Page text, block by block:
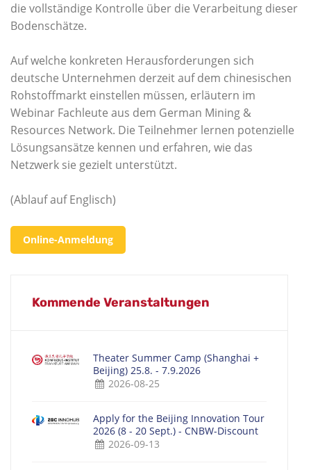
die vollständige Kontrolle über die Verarbeitung dieser
Bodenschätze.
Auf welche konkreten Herausforderungen sich
deutsche Unternehmen derzeit auf dem chinesischen
Rohstoffmarkt einstellen müssen, erläutern im
Webinar Fachleute aus dem German Mining &
Resources Network. Die Teilnehmer lernen potenzielle
Lösungsansätze kennen und erfahren, wie das
Netzwerk sie gezielt unterstützt.
(Ablauf auf Englisch)
Online-Anmeldung
Kommende Veranstaltungen
Theater Summer Camp (Shanghai +
Beijing) 25.8. - 7.9.2026
2026-08-25
Apply for the Beijing Innovation Tour
2026 (8 - 20 Sept.) - CNBW-Discount
2026-09-13